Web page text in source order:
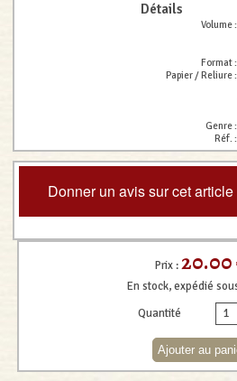
Détails
Volume :
Format :
Papier / Reliure :
Genre :
Réf. :
Donner un avis sur cet article
Prix :20.00
En stock, expédié
Quantité